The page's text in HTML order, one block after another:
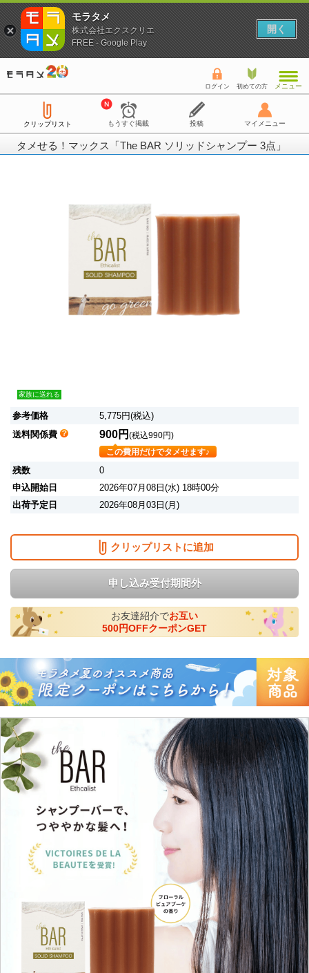
ログイン 初めての方 メニュー
クリップリスト もうすぐ掲載 投稿 マイメニュー
タメせる！マックス「The BAR ソリッドシャンプー 3点」
家族に送れる
参考価格
5,775円(税込)
送料関係費
900円 (税込990円)
この費用だけでタメせます♪
残数
0
申込開始日
2026年07月08日(水) 18時00分
出荷予定日
2026年08月03日(月)
クリップリストに追加
申し込み受付期間外
お友達紹介でお互い
500円OFFクーポンGET
モラタメ
株式会社エクスクリエ
FREE - Google Play
開く